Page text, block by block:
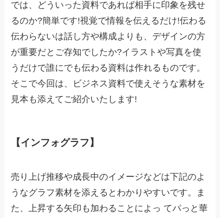
では、どういった資料であれば相手に印象を残せ
るのか?簡単です!視覚で情報を伝えるだけ!伝わる
伝わらないは話し方や構成よりも、デザインの方
が重要だとご存知でしたか?イラストや写真を使
うだけで誰にでも伝わる資料は作れるものです。
そこで今回は、ビジネス資料で使えそうな素材を
見本も添えてご紹介いたします!
【インフォグラフ】
売り上げ推移や成長中のイメージなどは下記のよ
うなグラフ素材を添えるとわかりやすいです。ま
た、上昇する矢印も加わることによっ てパっと華